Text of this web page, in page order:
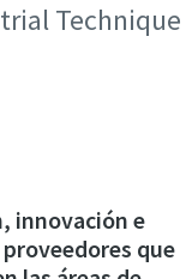
Technique
innovación e
que